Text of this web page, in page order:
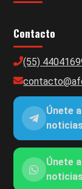
Contacto
(55)
Únete
Únete